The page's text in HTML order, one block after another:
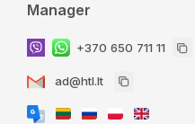
Manager
+370 650 711 11
ad@htl.lt